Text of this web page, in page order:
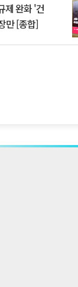
제 완화 '건
만 [종합]